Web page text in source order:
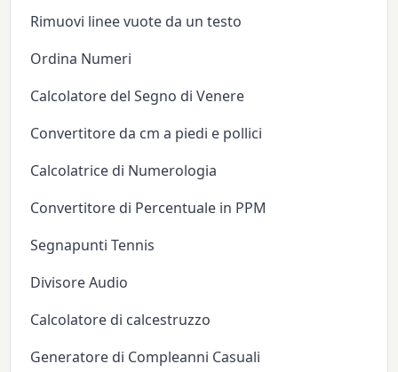
Rimuovi linee vuote da un testo
Ordina Numeri
Calcolatore del Segno di Venere
Convertitore da cm a piedi e pollici
Calcolatrice di Numerologia
Convertitore di Percentuale in PPM
Segnapunti Tennis
Divisore Audio
Calcolatore di calcestruzzo
Generatore di Compleanni Casuali